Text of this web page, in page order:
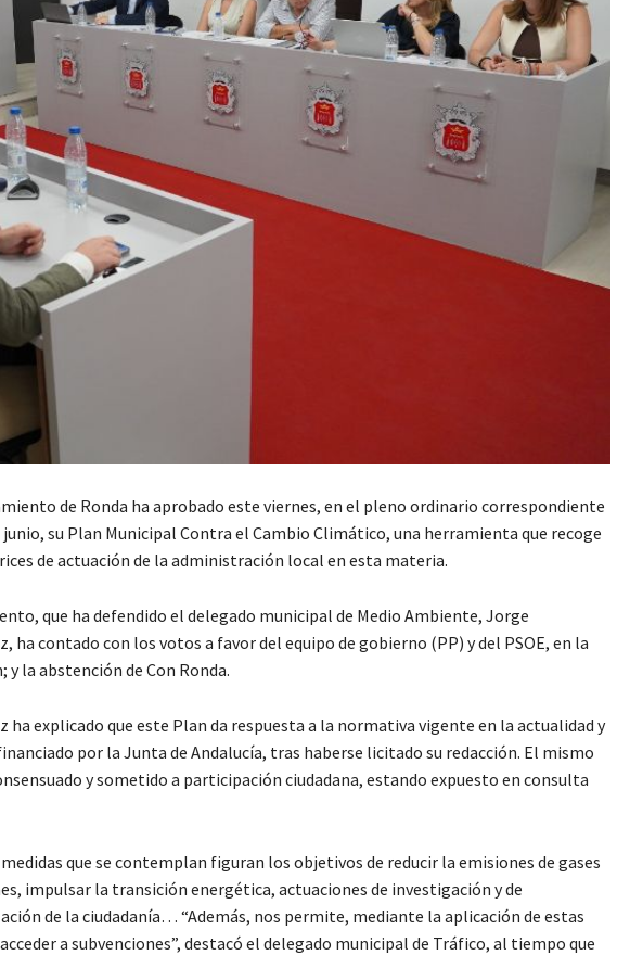
de Ronda ha aprobado este viernes, en el pleno ordinario correspondiente
junio, su Plan Municipal Contra el Cambio Climático, una herramienta que recoge
de actuación de la administración local en esta materia.
que ha defendido el delegado municipal de Medio Ambiente, Jorge
ha contado con los votos a favor del equipo de gobierno (PP) y del PSOE, en la
y la abstención de Con Ronda.
ha explicado que este Plan da respuesta a la normativa vigente en la actualidad y
por la Junta de Andalucía, tras haberse licitado su redacción. El mismo
y sometido a participación ciudadana, estando expuesto en consulta
que se contemplan figuran los objetivos de reducir la emisiones de gases
impulsar la transición energética, actuaciones de investigación y de
de la ciudadanía… “Además, nos permite, mediante la aplicación de estas
a subvenciones”, destacó el delegado municipal de Tráfico, al tiempo que